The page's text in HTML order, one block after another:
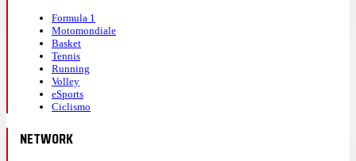
Formula 1
Motomondiale
Basket
Tennis
Running
Volley
eSports
Ciclismo
NETWORK